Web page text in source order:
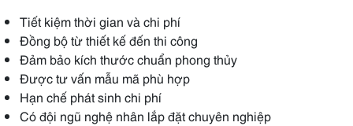
Tiết kiệm thời gian và chi phí
Đồng bộ từ thiết kế đến thi công
Đảm bảo kích thước chuẩn phong thủy
Được tư vấn mẫu mã phù hợp
Hạn chế phát sinh chi phí
Có đội ngũ nghệ nhân lắp đặt chuyên nghiệp